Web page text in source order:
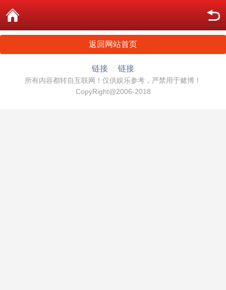
返回网站首页
链接 链接
所有内容都转自互联网！仅供娱乐参考，严禁用于赌博！
CopyRight@2006-2018